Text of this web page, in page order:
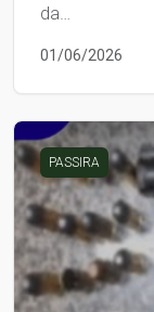
da…
01/06/2026
PASSIRA